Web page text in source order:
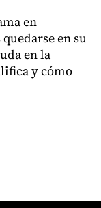
en
en su
en la
y cómo